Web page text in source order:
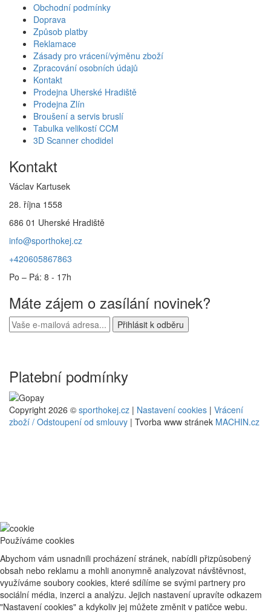
Obchodní podmínky
Doprava
Způsob platby
Reklamace
Zásady pro vrácení/výměnu zboží
Zpracování osobních údajů
Kontakt
Prodejna Uherské Hradiště
Prodejna Zlín
Broušení a servis bruslí
Tabulka velikostí CCM
3D Scanner chodidel
Kontakt
Václav Kartusek
28. října 1558
686 01 Uherské Hradiště
info@sporthokej.cz
+420605867863
Po – Pá: 8 - 17h
Máte zájem o zasílání novinek?
Platební podmínky
Copyright 2026 © sporthokej.cz | Nastavení cookies | Vrácení
zboží / Odstoupení od smlouvy | Tvorba www stránek MACHIN.cz
Používáme cookies
Abychom vám usnadnili procházení stránek, nabídli přizpůsobený
obsah nebo reklamu a mohli anonymně analyzovat návštěvnost,
využíváme soubory cookies, které sdílíme se svými partnery pro
sociální média, inzerci a analýzu. Jejich nastavení upravíte odkazem
"Nastavení cookies" a kdykoliv jej můžete změnit v patičce webu.